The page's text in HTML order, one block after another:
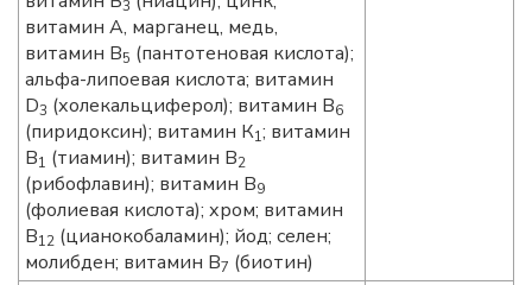
3
витамин А, марганец, медь,
витамин В5 (пантотеновая кислота);
альфа-липоевая кислота; витамин
D3 (холекальциферол); витамин В6
(пиридоксин); витамин К1; витамин
В1 (тиамин); витамин В2
(рибофлавин); витамин В9
(фолиевая кислота); хром; витамин
В12 (цианокобаламин); йод; селен;
молибден; витамин В7 (биотин)